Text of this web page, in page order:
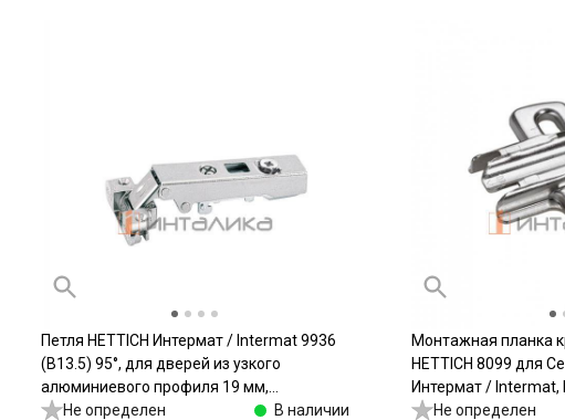
Петля HETTICH Интермат / Intermat 9936
(B13.5) 95°, для дверей из узкого
алюминиевого профиля 19 мм,
накладная, под саморезы, никель
Не определен
В наличии
Монтажная планка
HETTICH 8099 для
Интермат / Intermat,
прикручивание
Не определен